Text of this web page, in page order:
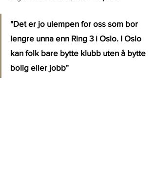
"Det er jo ulempen for oss som bor
lengre unna enn Ring 3 i Oslo. I Oslo
kan folk bare bytte klubb uten å bytte
bolig eller jobb"